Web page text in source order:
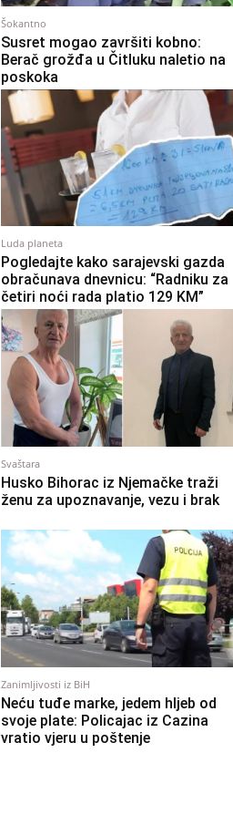
Šokantno
Susret mogao završiti kobno:
Berač grožđa u Čitluku naletio na
poskoka
Luda planeta
Pogledajte kako sarajevski gazda
obračunava dnevnicu: “Radniku za
četiri noći rada platio 129 KM”
Svaštara
Husko Bihorac iz Njemačke traži
ženu za upoznavanje, vezu i brak
Zanimljivosti iz BiH
Neću tuđe marke, jedem hljeb od
svoje plate: Policajac iz Cazina
vratio vjeru u poštenje